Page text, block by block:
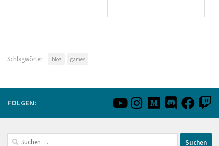
Schlagwörter: blog games
FOLGEN:
Suchen